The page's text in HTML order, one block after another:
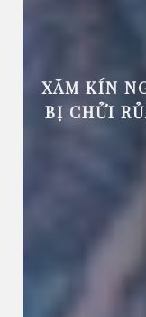
XĂM KÍN
BỊ CHỬI